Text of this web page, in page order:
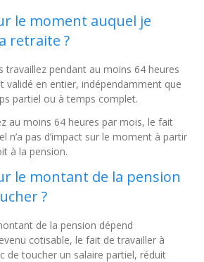
le moment auquel je
retraite ?
travaillez pendant au moins 64 heures
validé en entier, indépendamment que
partiel ou à temps complet.
au moins 64 heures par mois, le fait
n’a pas d’impact sur le moment à partir
à la pension.
le montant de la pension
?
de la pension dépend
cotisable, le fait de travailler à
de toucher un salaire partiel, réduit